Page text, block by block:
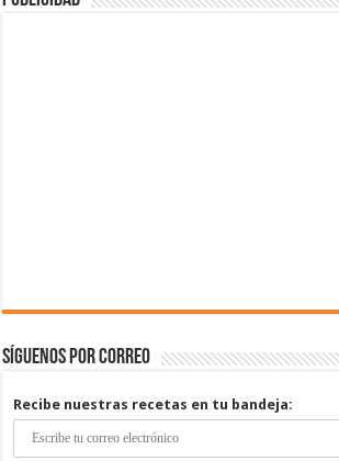
Síguenos por correo
Recibe nuestras recetas en tu bandeja: